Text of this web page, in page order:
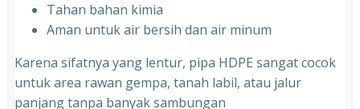
Tahan bahan kimia
Aman untuk air bersih dan air minum
Karena sifatnya yang lentur, pipa HDPE sangat cocok
untuk area rawan gempa, tanah labil, atau jalur
panjang tanpa banyak sambungan